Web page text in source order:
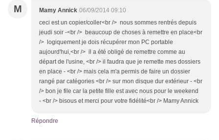
M Mamy Annick 06/09/2014 09:10
ceci est un copier/coller<br /> nous sommes rentrés depuis
jeudi soir -<br /> beaucoup de choses à remettre en place<br
/> logiquement je dois récupérer mon PC portable
aujourd'hui,<br /> il a été obligé de remettre comme au
départ de l'usine, <br /> il faudra que je remette mes dossiers
en place - <br /> mais cela m'a permis de faire un dossier
rangé par catégories <br /> sur mon disque dur extérieur - <br
/> bon je file car la petite fille est avec nous pour le weekend
- <br /> bisous et merci pour votre fidélité<br /> Mamy Annick
Répondre